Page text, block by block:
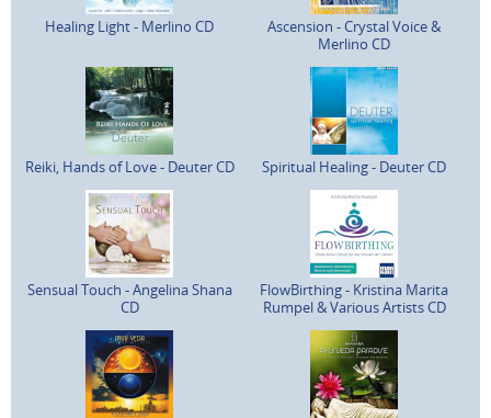
Healing Light - Merlino CD
Ascension - Crystal Voice &
Merlino CD
Reiki, Hands of Love - Deuter CD Spiritual Healing - Deuter CD
Sensual Touch - Angelina Shana
CD
FlowBirthing - Kristina Marita
Rumpel & Various Artists CD